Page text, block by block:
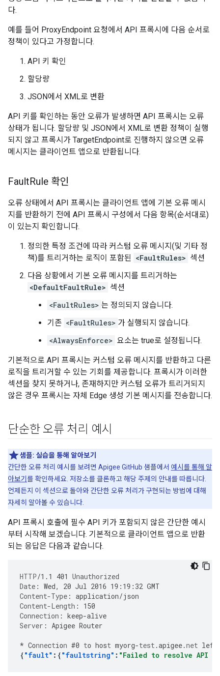
다.
예를 들어 ProxyEndpoint 요청에서 API 프록시에 다음 순서로
정책이 있다고 가정합니다.
API 키 확인
할당량
JSON에서 XML로 변환
API 키를 확인하는 동안 오류가 발생하면 API 프록시는 오류
상태가 됩니다. 할당량 및 JSON에서 XML로 변환 정책이 실행
되지 않고 프록시가 TargetEndpoint로 진행하지 않으면 오류
메시지는 클라이언트 앱으로 반환됩니다.
FaultRule 확인
오류 상태에서 API 프록시는 클라이언트 앱에 기본 오류 메시
지를 반환하기 전에 API 프록시 구성에서 다음 항목(순서대로)
이 있는지 확인합니다.
정의한 특정 조건에 따라 커스텀 오류 메시지(및 기타 정
책)를 트리거하는 로직이 포함된 <FaultRules> 섹션
다음 상황에서 기본 오류 메시지를 트리거하는
<DefaultFaultRule> 섹션
<FaultRules> 는 정의되지 않습니다.
기존 <FaultRules> 가 실행되지 않습니다.
<AlwaysEnforce> 요소는 true로 설정됩니다.
기본적으로 API 프록시는 커스텀 오류 메시지를 반환하고 다른
로직을 트리거할 수 있는 기회를 제공합니다. 프록시가 이러한
섹션을 찾지 못하거나, 존재하지만 커스텀 오류가 트리거되지
않은 경우 프록시는 자체 Edge 생성 기본 메시지를 전송합니다.
단순한 오류 처리 예시
샘플: 실습을 통해 알아보기
간단한 오류 처리 예시를 보려면 Apigee GitHub 샘플에서 예시를 통해 알
아보기 를 확인하세요. 저장소를 클론하고 해당 주제의 안내를 따릅니다.
언제든지 이 섹션으로 돌아와 간단한 오류 처리가 구현되는 방법에 대해
자세히 알아볼 수 있습니다.
API 프록시 호출에 필수 API 키가 포함되지 않은 간단한 예시
부터 시작해 보겠습니다. 기본적으로 클라이언트 앱으로 반환
되는 응답은 다음과 같습니다.
HTTP/1.1 401 Unauthorized
Date : Wed, 20 Jul 2016 19:19:32 GMT
Content-Type : application/json
Content-Length :
150
Connection : keep-alive
Server : Apigee Router
* Connection #0 to host myorg-test.apigee.net left
{ "fault" :{ "faultstring" : "Failed to resolve API